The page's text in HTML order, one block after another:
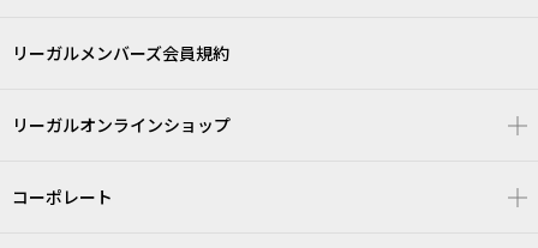
リーガルメンバーズ会員規約
リーガルオンラインショップ
コーポレート